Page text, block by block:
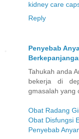
kidney care
Reply
Penyebab
Tahukah anda
bekerja di
gmasalah yang
Obat Radang
Obat Disfungsi
Penyebab